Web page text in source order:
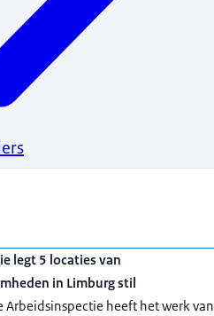
legt 5 locaties van
in Limburg stil
Arbeidsinspectie heeft het werk van